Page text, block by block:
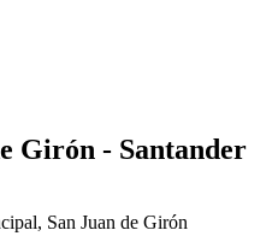
Girón - Santander
San Juan de Girón